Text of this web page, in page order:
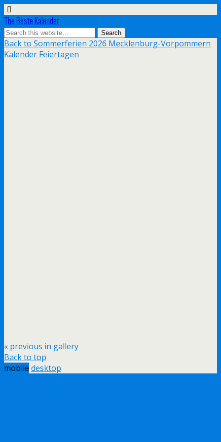
The Beste Kalender
Back to Sommerferien 2026 Mecklenburg-Vorpommern
Kalender Feiertagen
« previous in gallery
Back to top
mobile desktop